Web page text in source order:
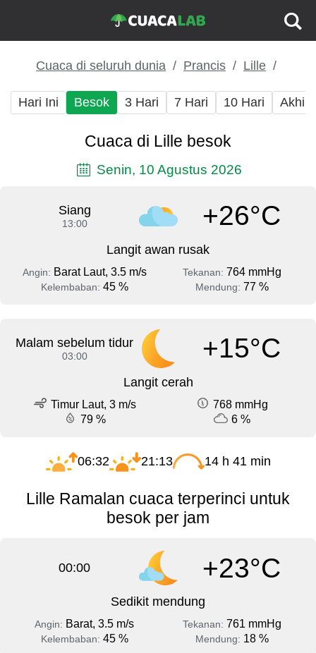
Cuaca di seluruh dunia Prancis Lille
Hari Ini Besok 3 Hari 7 Hari 10 Hari Akhir
Cuaca di Lille besok
Senin, 10 Agustus 2026
Siang
13:00 +26°C
Langit awan rusak
Angin: Barat Laut, 3.5 m/s Tekanan: 764 mmHg
Kelembaban: 45 % Mendung: 77 %
Malam sebelum tidur
03:00 +15°C
Langit cerah
Timur Laut, 3 m/s
768 mmHg
79 %
6 %
06:32 21:13 14 h 41 min
Lille Ramalan cuaca terperinci untuk
besok per jam
00:00 +23°C
Sedikit mendung
Angin: Barat, 3.5 m/s Tekanan: 761 mmHg
Kelembaban: 45 % Mendung: 18 %